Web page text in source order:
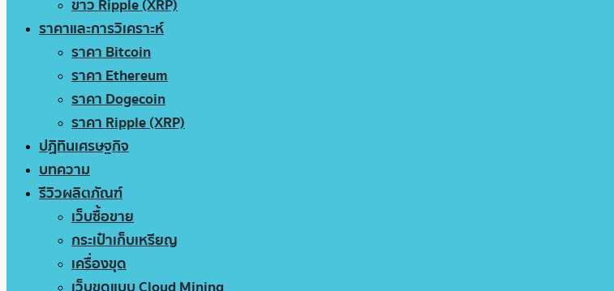
ข่าว Ripple (XRP)
ราคาและการวิเคราะห์
ราคา Bitcoin
ราคา Ethereum
ราคา Dogecoin
ราคา Ripple (XRP)
ปฏิทินเศรษฐกิจ
บทความ
รีวิวผลิตภัณฑ์
เว็บซื้อขาย
กระเป๋าเก็บเหรียญ
เครื่องขุด